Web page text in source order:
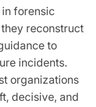
forensic
reconstruct
to
incidents.
organizations
decisive, and